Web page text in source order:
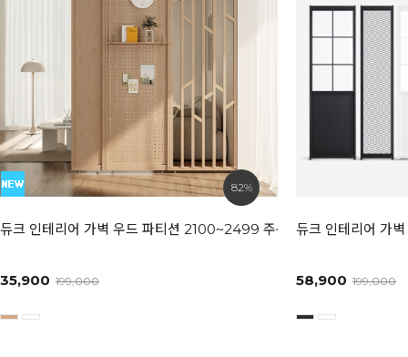
82%
듀크 인테리어 가벽 우드 파티션 2100~2499 주문제작 상품
35,900 199,000
듀크 인테리어 가
58,900 199,000